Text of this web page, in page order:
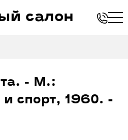
салон
- М.:
и спорт, 1960. -